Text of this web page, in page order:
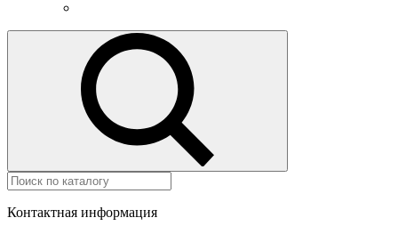
Контактная информация